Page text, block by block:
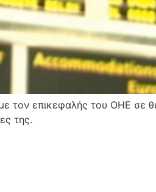
τον επικεφαλής του ΟΗΕ σε
της.